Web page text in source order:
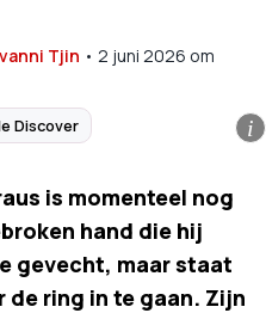
Tjin • 2 juni 2026 om
Discover i
is momenteel nog
hand die hij
gevecht, maar staat
de ring in te gaan. Zijn